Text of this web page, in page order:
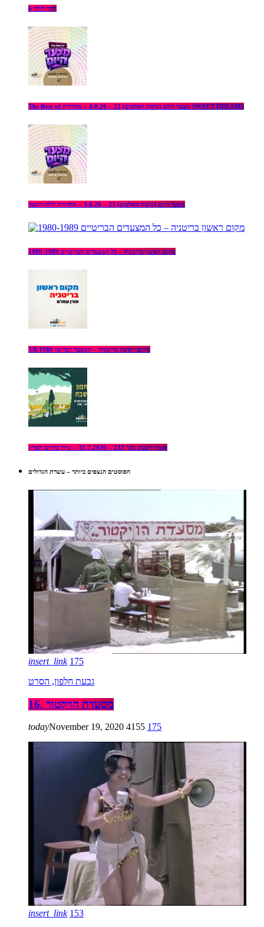
תדר לילה 6
The Rest of מצעד היום (גרסת האלבום) 22 – 4.8.26 – מהדורת SWEET DREAMS
מצעד היום (גרסת האלבום) 23 – 3.8.26 – מהדורת לילה רגועה
מקום ראשון בריטניה – כל המצעדים הבריטיים 1980-1989
מקום ראשון בריטניה – המצעד הבריטי 3/8/1988
פזמון לשבת מס’ 233 – 31.7.2026 – טיול בדרום הארץ
הפוסטים הנצפים ביותר – עשרת הגדולים
insert_link 175
גבעת חלפון, הסרט
16. מסעדת הויקטור
todayNovember 19, 2020 4155 175
insert_link 153